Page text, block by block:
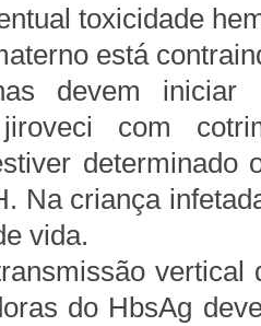
toxicidade
está
devem iniciar
jiroveci com
Na criança
vida.
do HbsAg